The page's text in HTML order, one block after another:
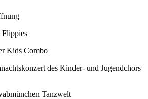
Combo
des Kinder- und Jugendchors
Tanzwelt